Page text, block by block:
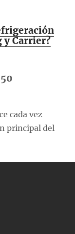
y Carrier?
cada vez
principal del